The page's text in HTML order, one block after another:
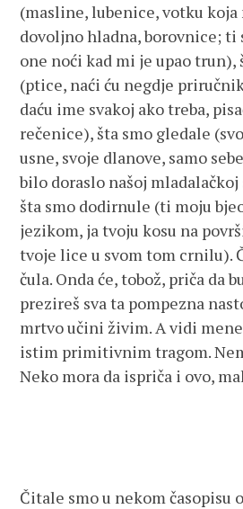
(masline, lubenice, votku
dovoljno hladna, borovnice; ti
one noći kad mi je upao trun),
(ptice, naći ću negdje
daću ime svakoj ako treba,
rečenice), šta smo gledale
usne, svoje dlanove, samo
bilo doraslo našoj
šta smo dodirnule (ti moju
jezikom, ja tvoju kosu na
tvoje lice u svom tom crnilu).
čula. Onda će, tobož, priča da
prezireš sva ta pompezna
mrtvo učini živim. A vidi
istim primitivnim tragom.
Neko mora da ispriča i ovo,
Čitale smo u nekom časopisu